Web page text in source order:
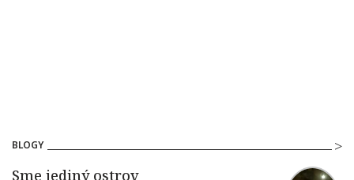
BLOGY